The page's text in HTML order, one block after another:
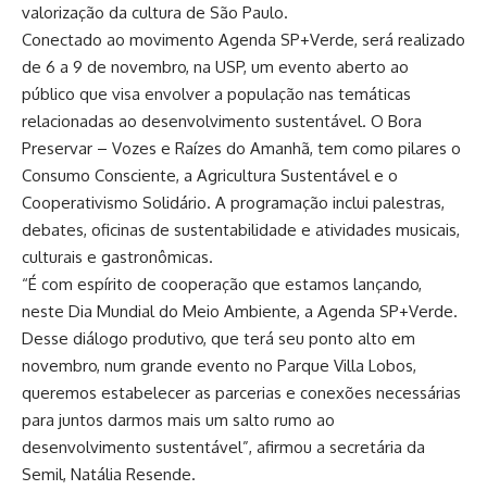
valorização da cultura de São Paulo.
Conectado ao movimento Agenda SP+Verde, será realizado
de 6 a 9 de novembro, na USP, um evento aberto ao
público que visa envolver a população nas temáticas
relacionadas ao desenvolvimento sustentável. O Bora
Preservar – Vozes e Raízes do Amanhã, tem como pilares o
Consumo Consciente, a Agricultura Sustentável e o
Cooperativismo Solidário. A programação inclui palestras,
debates, oficinas de sustentabilidade e atividades musicais,
culturais e gastronômicas.
“É com espírito de cooperação que estamos lançando,
neste Dia Mundial do Meio Ambiente, a Agenda SP+Verde.
Desse diálogo produtivo, que terá seu ponto alto em
novembro, num grande evento no Parque Villa Lobos,
queremos estabelecer as parcerias e conexões necessárias
para juntos darmos mais um salto rumo ao
desenvolvimento sustentável”, afirmou a secretária da
Semil, Natália Resende.